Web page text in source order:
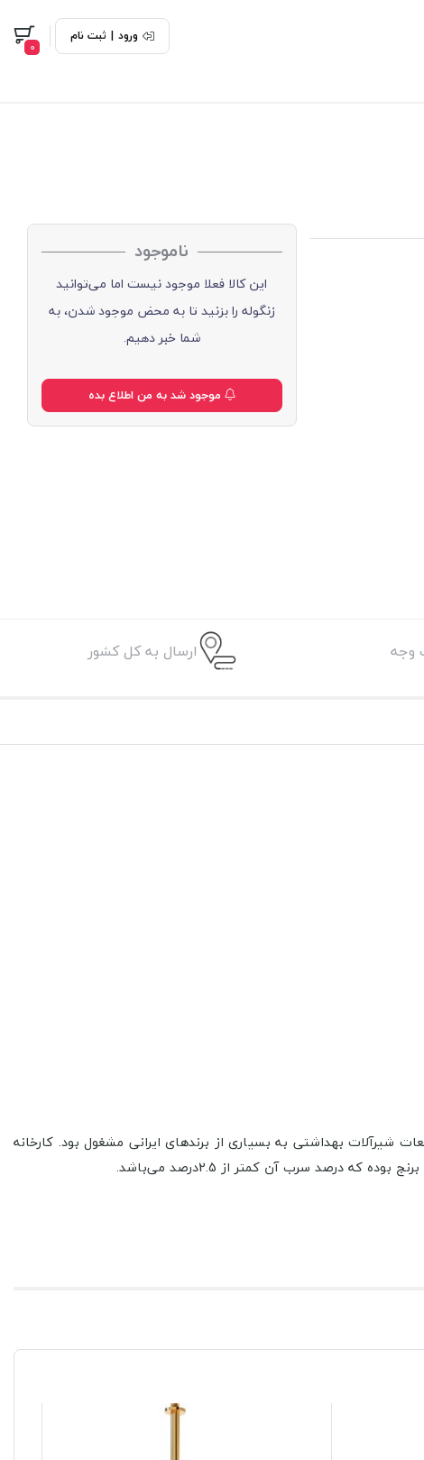
ورود | ثبت نام
0
ناموجود
این کالا فعلا موجود نیست اما می‌توانید
زنگوله را بزنید تا به محض موجود شدن، به
شما خبر دهیم.
موجود شد به من اطلاع بده
وجه ارسال به کل کشور
آن به فروش قطعات شیرآلات بهداشتی به بسیاری از برندهای ایرانی مشغول بود. کارخانه
درصد سرب آن کمتر از 2.5درصد می‌باشد.